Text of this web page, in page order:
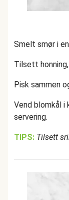
Smelt smør i
Tilsett
Pisk sammen
Vend blomkål
servering.
TIPS: Tilsett